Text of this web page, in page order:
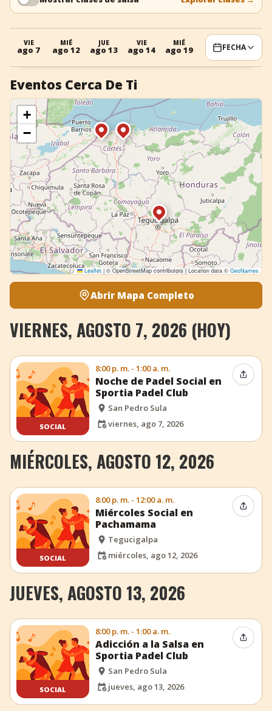
+ Añadir evento
VIE
ago 7
MIÉ
ago 12
JUE
ago 13
VIE
ago 14
MIÉ
ago 19 FECHA
Eventos Cerca De Ti
+
−
Leaflet | © OpenStreetMap contributors | Location data © GeoNames
Abrir Mapa Completo
VIERNES, AGOSTO 7, 2026 (HOY)
SOCIAL
8:00 p. m. - 1:00 a. m.
Noche de Padel Social en
Sportia Padel Club
San Pedro Sula
viernes, ago 7, 2026
MIÉRCOLES, AGOSTO 12, 2026
SOCIAL
8:00 p. m. - 12:00 a. m.
Miércoles Social en
Pachamama
Tegucigalpa
miércoles, ago 12, 2026
JUEVES, AGOSTO 13, 2026
SOCIAL
8:00 p. m. - 1:00 a. m.
Adicción a la Salsa en
Sportia Padel Club
San Pedro Sula
jueves, ago 13, 2026